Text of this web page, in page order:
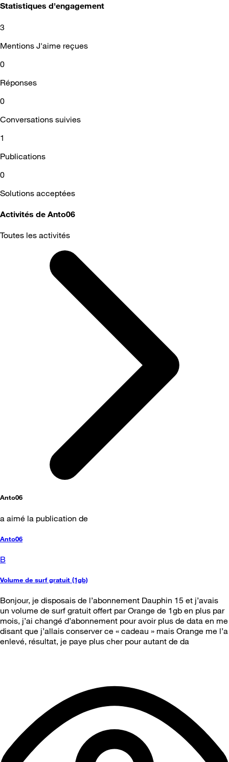
Statistiques d'engagement
3
Mentions J'aime reçues
0
Réponses
0
Conversations suivies
1
Publications
0
Solutions acceptées
Activités de Anto06
Toutes les activités
Anto06
a aimé la publication de
Anto06
B
Volume de surf gratuit (1gb)
Bonjour, je disposais de l’abonnement Dauphin 15 et j’avais
un volume de surf gratuit offert par Orange de 1gb en plus par
mois, j’ai changé d’abonnement pour avoir plus de data en me
disant que j’allais conserver ce « cadeau » mais Orange me l’a
enlevé, résultat, je paye plus cher pour autant de da